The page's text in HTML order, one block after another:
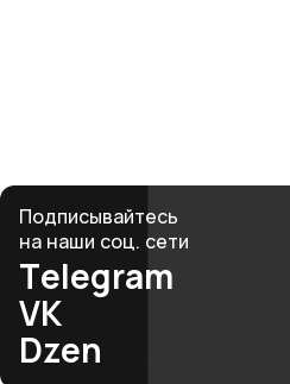
Подписывайтесь
на наши соц. сети
Telegram
VK
Dzen